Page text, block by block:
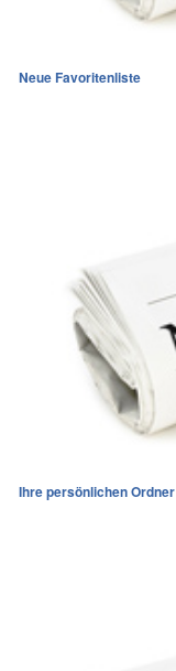
Neue Favoritenliste
Ihre persönlichen Ordner